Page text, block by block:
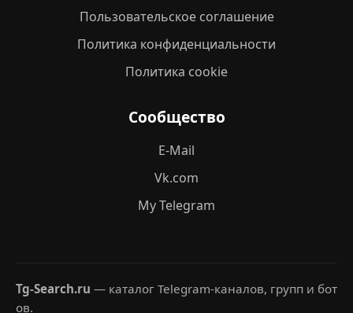
Пользовательское соглашение
Политика конфиденциальности
Политика cookie
Сообщество
E-Mail
Vk.com
My Telegram
Tg-Search.ru — каталог Telegram-каналов, групп и бот
ов.